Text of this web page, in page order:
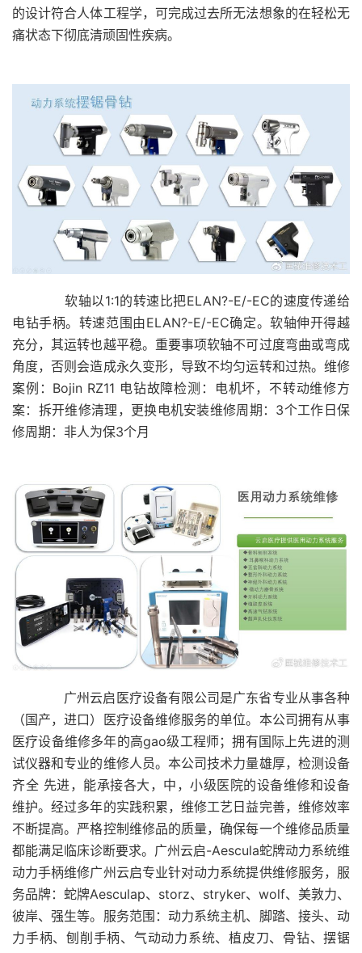
的设计符合人体工程学，可完成过去所无法想象的在轻松无
痛状态下彻底清顽固性疾病。
软轴以1:1的转速比把ELAN?-E/-EC的速度传递给
电钻手柄。转速范围由ELAN?-E/-EC确定。软轴伸开得越
充分，其运转也越平稳。重要事项软轴不可过度弯曲或弯成
角度，否则会造成永久变形，导致不均匀运转和过热。维修
案例：Bojin RZ11 电钻故障检测：电机坏，不转动维修方
案：拆开维修清理，更换电机安装维修周期：3个工作日保
修周期：非人为保3个月
广州云启医疗设备有限公司是广东省专业从事各种
（国产，进口）医疗设备维修服务的单位。本公司拥有从事
医疗设备维修多年的高gao级工程师；拥有国际上先进的测
试仪器和专业的维修人员。本公司技术力量雄厚，检测设备
齐全 先进，能承接各大，中，小级医院的设备维修和设备
维护。经过多年的实践积累，维修工艺日益完善，维修效率
不断提高。严格控制维修品的质量，确保每一个维修品质量
都能满足临床诊断要求。广州云启-Aescula蛇牌动力系统维
动力手柄维修广州云启专业针对动力系统提供维修服务，服
务品牌：蛇牌Aesculap、storz、stryker、wolf、美敦力、
彼岸、强生等。服务范围：动力系统主机、脚踏、接头、动
力手柄、刨削手柄、气动动力系统、植皮刀、骨钻、摆锯